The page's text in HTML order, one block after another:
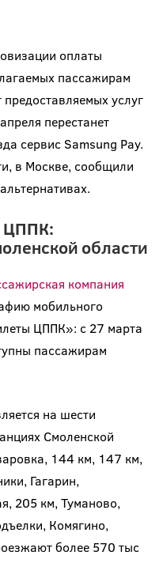
оплаты
пассажирам
услуг
перестанет
сервис Samsung Pay.
в Москве, сообщили
ЦППК:
области
компания
мобильного
ЦППК»: с 27 марта
пассажирам
на шести
Смоленской
144 км, 147 км,
Гагарин,
205 км, Туманово,
Комягино,
более 570 тыс